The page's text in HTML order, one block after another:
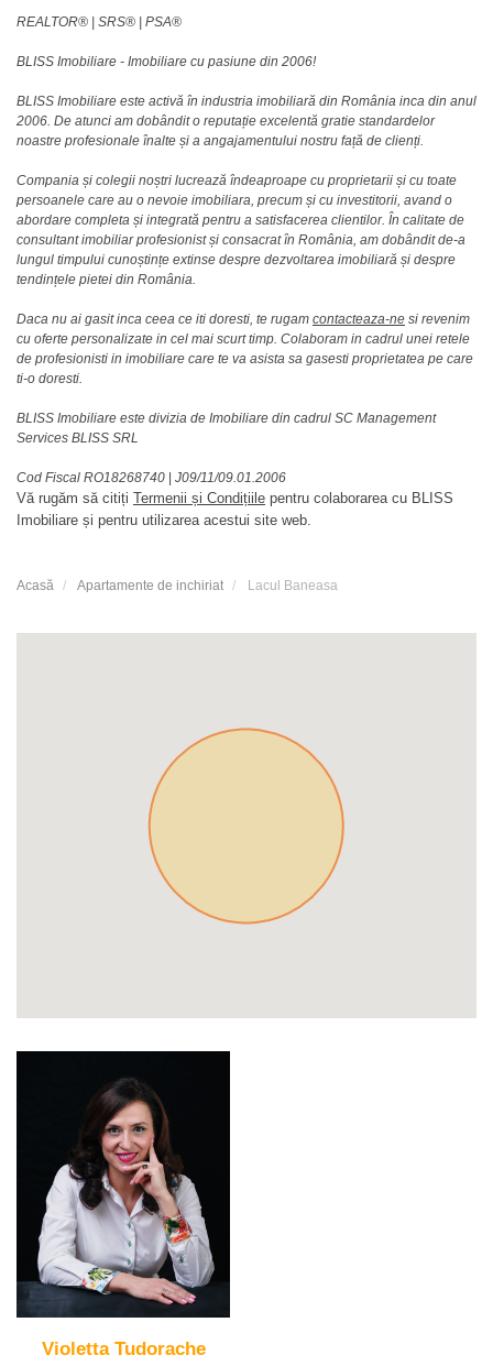
REALTOR®️ | SRS®️ | PSA®️
BLISS Imobiliare - Imobiliare cu pasiune din 2006!
BLISS Imobiliare este activă în industria imobiliară din România inca din anul
2006. De atunci am dobândit o reputație excelentă gratie standardelor
noastre profesionale înalte și a angajamentului nostru față de clienți.
Compania și colegii noștri lucrează îndeaproape cu proprietarii și cu toate
persoanele care au o nevoie imobiliara, precum și cu investitorii, avand o
abordare completa și integrată pentru a satisfacerea clientilor. În calitate de
consultant imobiliar profesionist și consacrat în România, am dobândit de-a
lungul timpului cunoștințe extinse despre dezvoltarea imobiliară și despre
tendințele pietei din România.
Daca nu ai gasit inca ceea ce iti doresti, te rugam contacteaza-ne si revenim
cu oferte personalizate in cel mai scurt timp. Colaboram in cadrul unei retele
de profesionisti in imobiliare care te va asista sa gasesti proprietatea pe care
ti-o doresti.
BLISS Imobiliare este divizia de Imobiliare din cadrul SC Management
Services BLISS SRL
Cod Fiscal RO18268740 | J09/11/09.01.2006
Vă rugăm să citiți Termenii și Condițiile pentru colaborarea cu BLISS
Imobiliare și pentru utilizarea acestui site web.
Acasă Apartamente de inchiriat Lacul Baneasa
Violetta Tudorache